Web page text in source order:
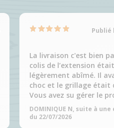
Publié
La livraison c'est bien
colis de l’extension était
légèrement abîmé. Il
choc et le grillage était
Vous avez su gérer le
DOMINIQUE N, suite à
du 22/07/2026